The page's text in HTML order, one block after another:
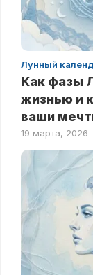
Лунный
Как фазы
жизнью и
ваши
19 марта, 2026